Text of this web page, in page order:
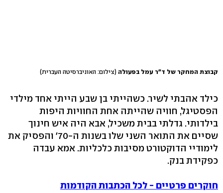
קבוצת המחקר של ד״ר עמל בפעולה (צילום: האוניברסיטה העברית)
כילד אהבתי לשיר. כשהייתי בן שבע הייתי אחד מילדי
הפסטיגל, חוויה שהייתה אחת החוויות היפות
בילדותי. גדלתי בבית משכיל, אבא היה איש חינוך
שסיים את התואר השני שלו בשנות ה-70' והפסיק את
לימודיי הדוקטורט מסיבות כלכליות. אמא עבדה
כפקידת בנק.
חוקרים פרטיים - לכל הכתבות הקודמות